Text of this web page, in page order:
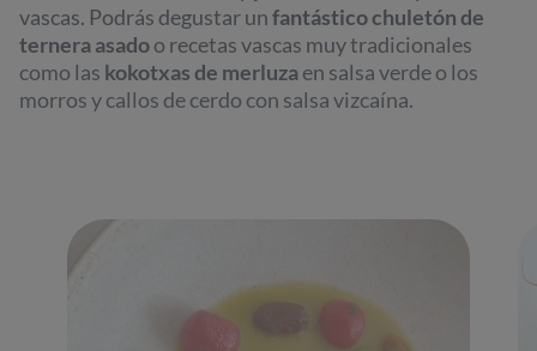
vascas. Podrás degustar unfantástico chuletón de
ternera asadoo recetas vascas muy tradicionales
como las kokotxas de merluzaen salsa verde o los
morros y callos de cerdo con salsa vizcaína.